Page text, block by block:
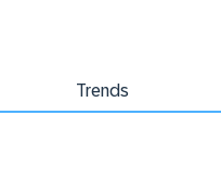
Trends